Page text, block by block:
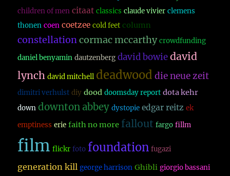
children of men citaat classics claude vivier clemens
thonen coen coetzee cold feet column
constellationcormac mccarthy crowdfunding
daniel benyamin dautzenberg david bowie david
lynch david mitchell deadwood die neue zeit
dimitri verhulst diy dood doomsday report dota kehr
down downton abbey dystopie edgar reitz ek
emptiness erie faith no more fallout fargo fillm
film flickr foto foundation fugazi
generation kill george harrison Ghibli giorgio bassani